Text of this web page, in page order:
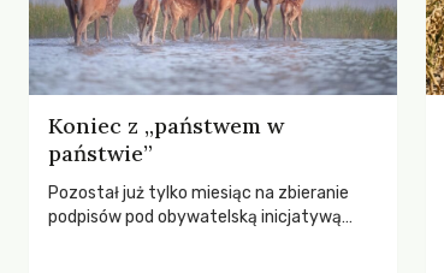
Koniec z „państwem w
państwie”
Pozostał już tylko miesiąc na zbieranie
podpisów pod obywatelską inicjatywą